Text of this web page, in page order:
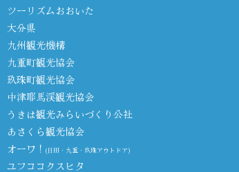
ツーリズムおおいた
大分県
九州観光機構
九重町観光協会
玖珠町観光協会
中津耶馬渓観光協会
うきは観光みらいづくり公社
あさくら観光協会
オーワ！ (日田・九重・玖珠アウトドア)
ユフココクスヒタ